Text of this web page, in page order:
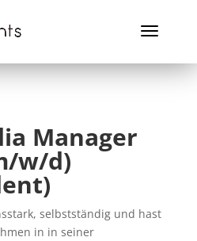
Manager
w/d)
selbstständig und hast
in in seiner